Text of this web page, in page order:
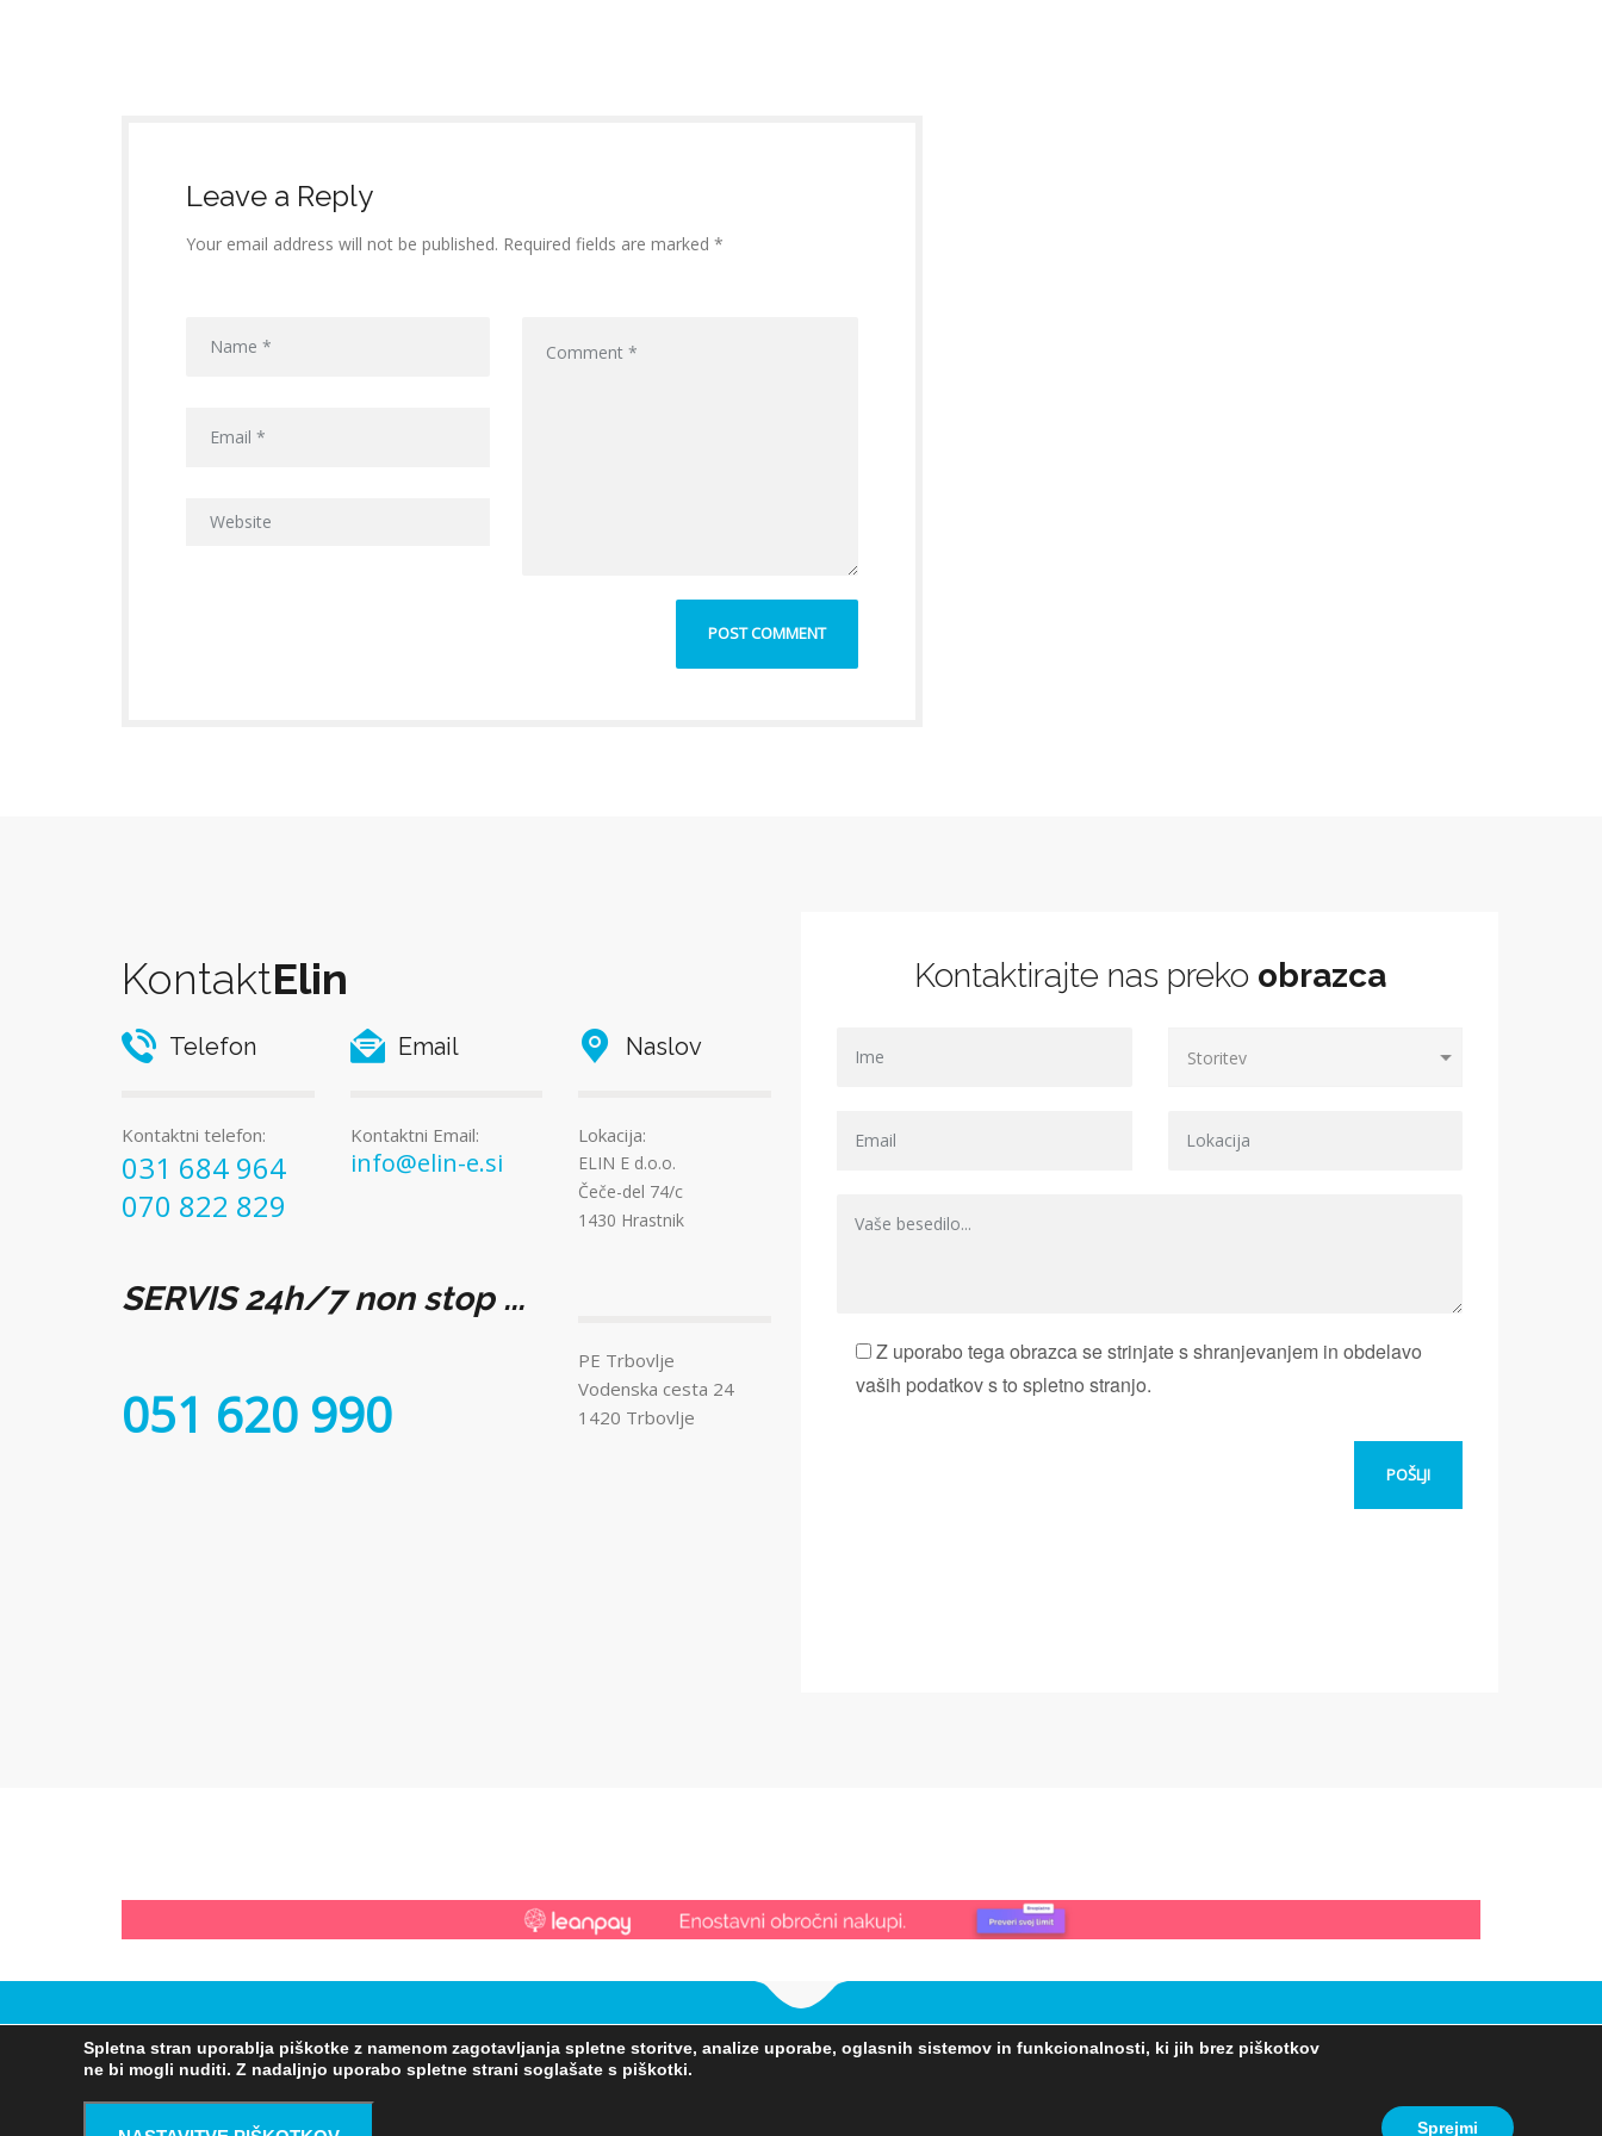
Leave a Reply
Your email address will not be published. Required fields are marked *
KontaktElin
Telefon
Kontaktni telefon:
031 684 964
070 822 829
Email
Kontaktni Email:
info@elin-e.si
Naslov
Lokacija:
ELIN E d.o.o.
Čeče-del 74/c
1430 Hrastnik
SERVIS 24h/7 non stop ...
051 620 990
PE Trbovlje
Vodenska cesta 24
1420 Trbovlje
Kontaktirajte nas preko obrazca
Z uporabo tega obrazca se strinjate s shranjevanjem in obdelavo
vaših podatkov s to spletno stranjo.
Spletna stran uporablja piškotke z namenom zagotavljanja spletne storitve, analize uporabe, oglasnih sistemov in funkcionalnosti, ki jih brez piškotkov
ne bi mogli nuditi. Z nadaljnjo uporabo spletne strani soglašate s piškotki.
Sprejmi